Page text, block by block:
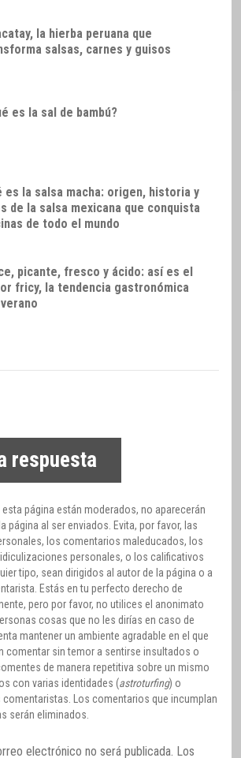
la hierba peruana que
salsas, carnes y guisos
es la sal de bambú?
es la salsa macha: origen, historia y
de la salsa mexicana que conquista
de todo el mundo
picante, fresco y ácido: así es el
fricy, la tendencia gastronómica
respuesta
página están moderados, no aparecerán
página al ser enviados. Evita, por favor, las
los comentarios maleducados, los
personales, o los calificativos
tipo, sean dirigidos al autor de la página o a
Estás en tu perfecto derecho de
pero por favor, no utilices el anonimato
cosas que no les dirías en caso de
mantener un ambiente agradable en el que
comentar sin temor a sentirse insultados o
de manera repetitiva sobre un mismo
con varias identidades (astroturfing) o
Los comentarios que incumplan
serán eliminados.
electrónico no será publicada. Los